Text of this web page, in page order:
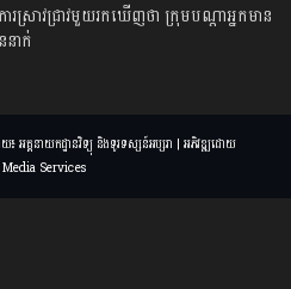
រាវជ្រាវមួយរកឃើញថា ក្រុមបណ្តាអ្នកមាន
នាក់
អគ្គនាយកដ្ឋានវិទ្យុ និងទូរទស្សន៍អប្សរា | អភិវឌ្ឍដោយ
Services